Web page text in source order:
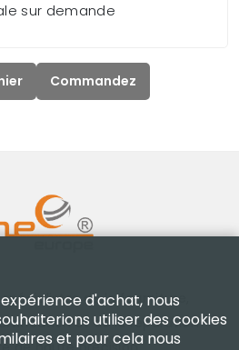
sur demande
Commandez
de la fourniture,
et de la réparation
d'achat, nous
utiliser des cookies
et pour cela nous